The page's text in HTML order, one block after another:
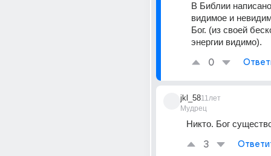
В Библии
видимое и
Бог. (из своей
энергии видимо).
0
jkl_58
Мудрец
11лет
Никто. Бог
3